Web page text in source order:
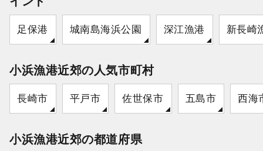
足保港 城南島海浜公園 深江漁港 新長崎
小浜漁港近郊の人気市町村
長崎市 平戸市 佐世保市 五島市 西海
小浜漁港近郊の都道府県